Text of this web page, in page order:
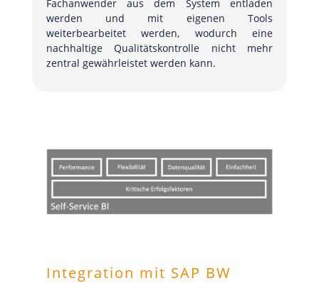
Fachanwender aus dem System entladen
werden und mit eigenen Tools
weiterbearbeitet werden, wodurch eine
nachhaltige Qualitätskontrolle nicht mehr
zentral gewährleistet werden kann.
Integration mit SAP BW